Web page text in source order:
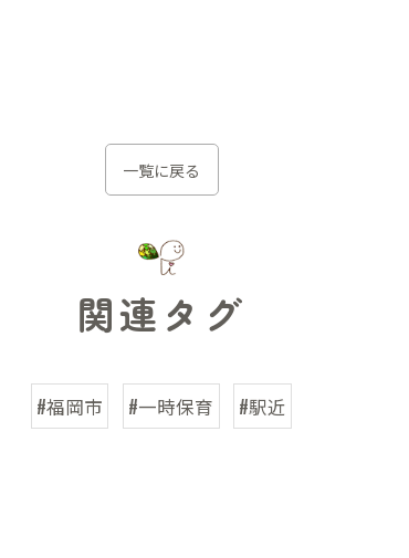
一覧に戻る
関連タグ
#福岡市 #一時保育 #駅近